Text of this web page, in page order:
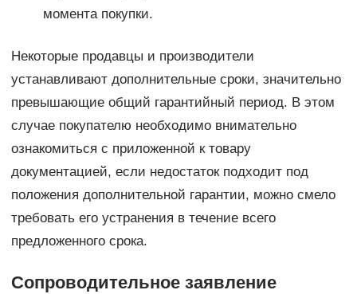
момента покупки.
Некоторые продавцы и производители
устанавливают дополнительные сроки, значительно
превышающие общий гарантийный период. В этом
случае покупателю необходимо внимательно
ознакомиться с приложенной к товару
документацией, если недостаток подходит под
положения дополнительной гарантии, можно смело
требовать его устранения в течение всего
предложенного срока.
Сопроводительное заявление